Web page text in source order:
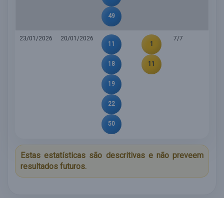
49
23/01/2026
20/01/2026
11
18
19
22
50
1
11
7/7
Estas estatísticas são descritivas e não preveem
resultados futuros.